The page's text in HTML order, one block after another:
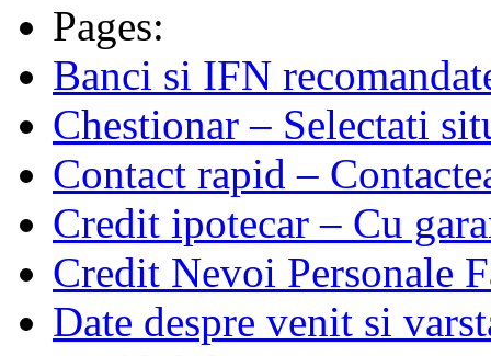
Pages:
Banci si IFN
Chestionar – Selectati
Contact rapid –
Credit ipotecar – Cu
Credit Nevoi Personale
Date despre venit si